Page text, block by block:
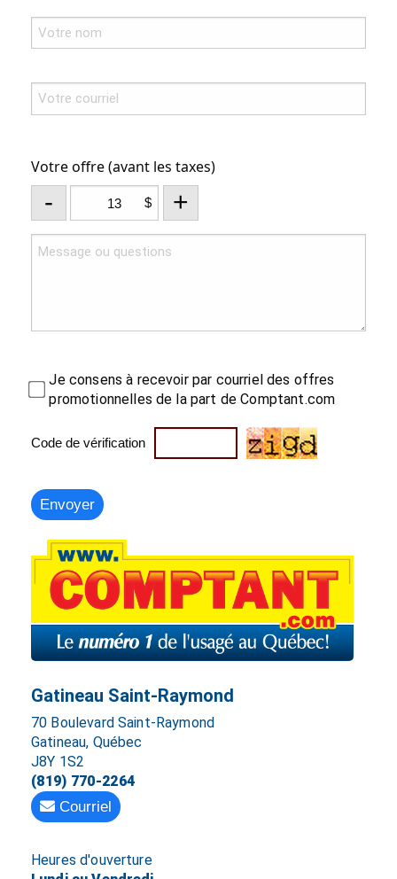
Votre offre (avant les taxes)
- $ +
Je consens à recevoir par courriel des offres
promotionnelles de la part de Comptant.com
Code de vérification
Gatineau Saint-Raymond
70 Boulevard Saint-Raymond
Gatineau, Québec
J8Y 1S2
(819) 770-2264
Courriel
Heures d'ouverture